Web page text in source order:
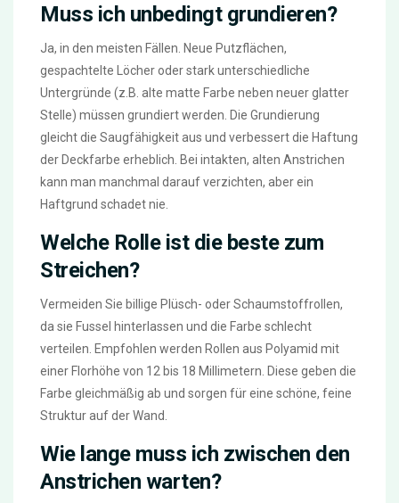
Muss ich unbedingt grundieren?
Ja, in den meisten Fällen. Neue Putzflächen,
gespachtelte Löcher oder stark unterschiedliche
Untergründe (z.B. alte matte Farbe neben neuer glatter
Stelle) müssen grundiert werden. Die Grundierung
gleicht die Saugfähigkeit aus und verbessert die Haftung
der Deckfarbe erheblich. Bei intakten, alten Anstrichen
kann man manchmal darauf verzichten, aber ein
Haftgrund schadet nie.
Welche Rolle ist die beste zum
Streichen?
Vermeiden Sie billige Plüsch- oder Schaumstoffrollen,
da sie Fussel hinterlassen und die Farbe schlecht
verteilen. Empfohlen werden Rollen aus Polyamid mit
einer Florhöhe von 12 bis 18 Millimetern. Diese geben die
Farbe gleichmäßig ab und sorgen für eine schöne, feine
Struktur auf der Wand.
Wie lange muss ich zwischen den
Anstrichen warten?